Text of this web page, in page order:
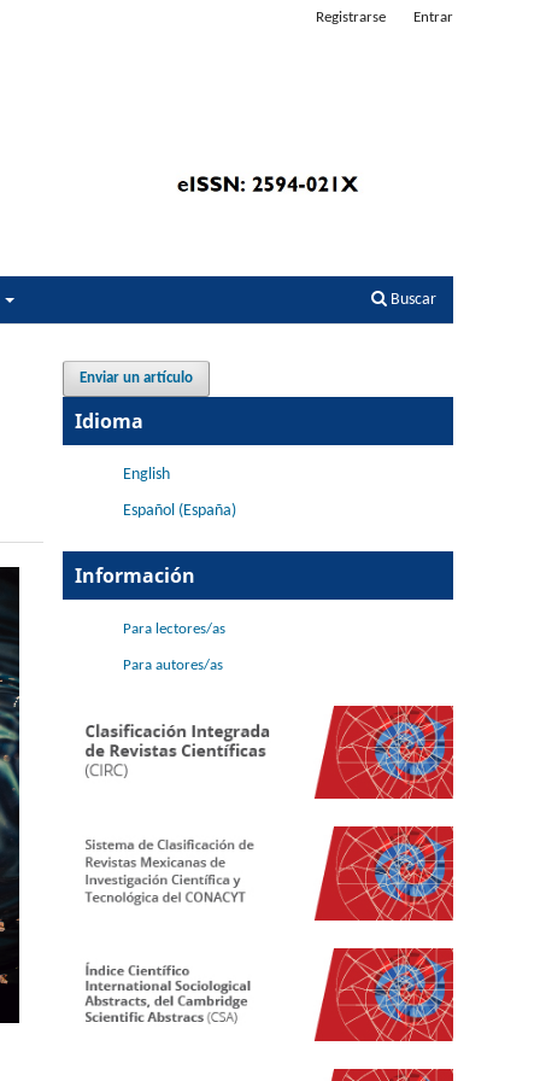
Buscar
Registrarse Entrar
Enviar un artículo
Idioma
English
Español (España)
Información
Para lectores/as
Para autores/as